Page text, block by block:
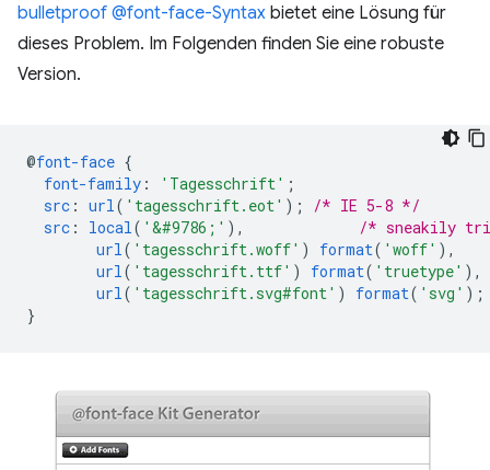
bulletproof @font-face-Syntax bietet eine Lösung für
dieses Problem. Im Folgenden finden Sie eine robuste
Version.
@font-face {
font-family : 'Tagesschrift' ;
src : url( 'tagesschrift.eot' );
/* IE 5-8 */
src : local( '&#9786;' ),
/* sneakily
url( 'tagesschrift.woff' ) format( 'woff' ),
url( 'tagesschrift.ttf' ) format( 'truetype' ),
url( 'tagesschrift.svg#font' ) format( 'svg' );
}